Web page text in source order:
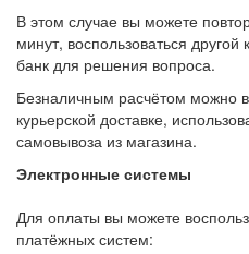
В этом случае вы можете
минут, воспользоваться другой
банк для решения вопроса.
Безналичным расчётом можно
курьерской доставке,
самовывоза из магазина.
Электронные системы
Для оплаты вы можете
платёжных систем: